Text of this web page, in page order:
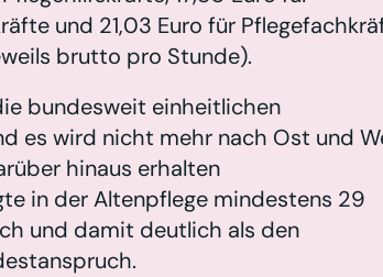
und 21,03 Euro für
brutto pro Stunde).
bundesweit einheitlichen
es wird nicht mehr nach Ost und
hinaus erhalten
in der Altenpflege mindestens 29
und damit deutlich als den